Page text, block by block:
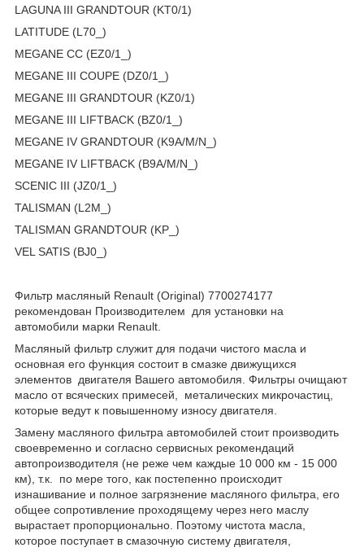
LAGUNA III GRANDTOUR (KT0/1)
LATITUDE (L70_)
MEGANE CC (EZ0/1_)
MEGANE III COUPE (DZ0/1_)
MEGANE III GRANDTOUR (KZ0/1)
MEGANE III LIFTBACK (BZ0/1_)
MEGANE IV GRANDTOUR (K9A/M/N_)
MEGANE IV LIFTBACK (B9A/M/N_)
SCENIC III (JZ0/1_)
TALISMAN (L2M_)
TALISMAN GRANDTOUR (KP_)
VEL SATIS (BJ0_)
Фильтр масляный Renault (Original) 7700274177
рекомендован Производителем для установки на
автомобили марки Renault.
Масляный фильтр служит для подачи чистого масла и
основная его функция состоит в смазке движущихся
элементов двигателя Вашего автомобиля. Фильтры очищают
масло от всяческих примесей, металических микрочастиц,
которые ведут к повышенному износу двигателя.
Замену масляного фильтра автомобилей стоит производить
своевременно и согласно сервисных рекомендаций
автопроизводителя (не реже чем каждые 10 000 км - 15 000
км), т.к. по мере того, как постепенно происходит
изнашивание и полное загрязнение масляного фильтра, его
общее сопротивление проходящему через него маслу
вырастает пропорционально. Поэтому чистота масла,
которое поступает в смазочную систему двигателя,